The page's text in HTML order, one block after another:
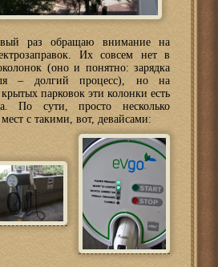
раз обращаю внимание на
Их совсем нет в
(оно и понятно: зарядка
– долгий процесс), но на
парковок эти колонки есть
По сути, просто несколько
с такими, вот, девайсами: